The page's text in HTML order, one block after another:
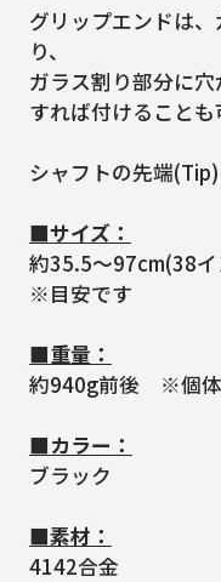
グリップエンドは
り、
ガラス割り部分に
すれば付けることも
シャフトの先端(Tip)
■サイズ：
約35.5～97cm(38
※目安です
■重量：
約940g前後 ※個体
■カラー：
ブラック
■素材：
4142合金